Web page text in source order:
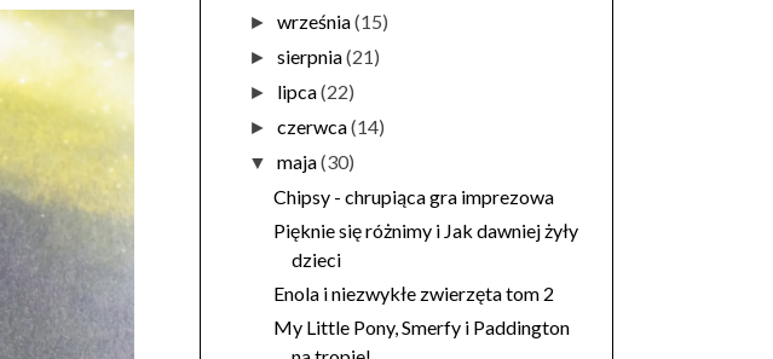
►września(15)
►sierpnia(21)
► lipca(22)
►czerwca(14)
▼maja(30)
Chipsy - chrupiąca gra imprezowa
Pięknie się różnimy i Jak dawniej żyły
dzieci
Enola i niezwykłe zwierzęta tom 2
My Little Pony, Smerfy i Paddington